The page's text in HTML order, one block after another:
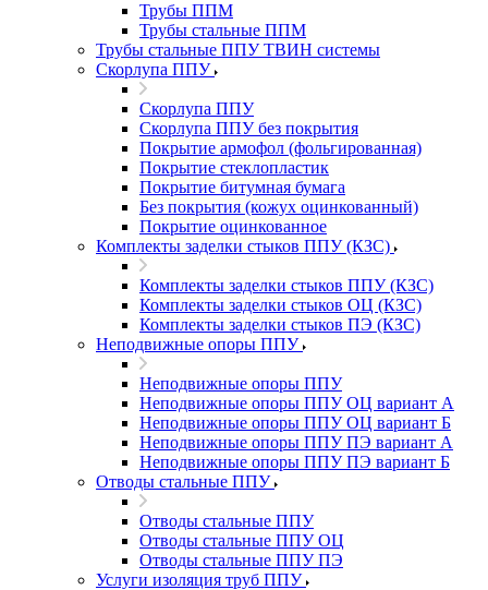
Трубы ППМ
Трубы стальные ППМ
Трубы стальные ППУ ТВИН системы
Скорлупа ППУ
Скорлупа ППУ
Скорлупа ППУ без покрытия
Покрытие армофол (фольгированная)
Покрытие стеклопластик
Покрытие битумная бумага
Без покрытия (кожух оцинкованный)
Покрытие оцинкованное
Комплекты заделки стыков ППУ (КЗС)
Комплекты заделки стыков ППУ (КЗС)
Комплекты заделки стыков ОЦ (КЗС)
Комплекты заделки стыков ПЭ (КЗС)
Неподвижные опоры ППУ
Неподвижные опоры ППУ
Неподвижные опоры ППУ ОЦ вариант А
Неподвижные опоры ППУ ОЦ вариант Б
Неподвижные опоры ППУ ПЭ вариант А
Неподвижные опоры ППУ ПЭ вариант Б
Отводы стальные ППУ
Отводы стальные ППУ
Отводы стальные ППУ ОЦ
Отводы стальные ППУ ПЭ
Услуги изоляция труб ППУ